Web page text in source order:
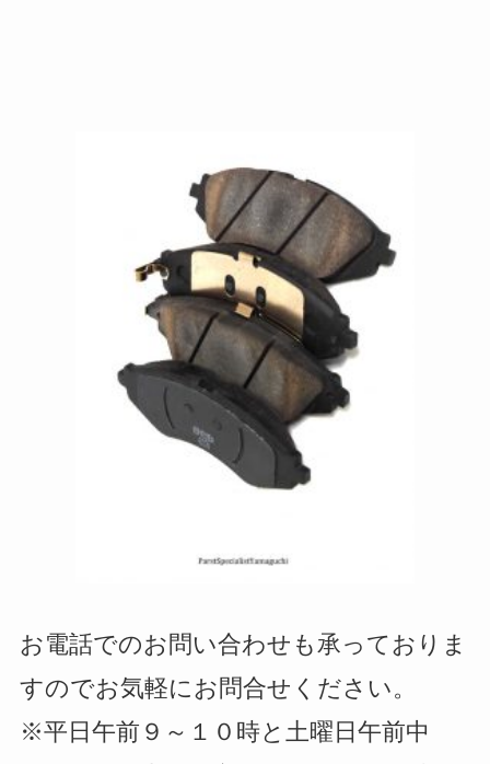
お電話でのお問い合わせも承っておりま
すのでお気軽にお問合せください。
※平日午前９～１０時と土曜日午前中